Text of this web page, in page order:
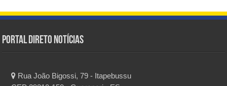
Portal Direto Notícias
Rua João Bigossi, 79 - Itapebussu